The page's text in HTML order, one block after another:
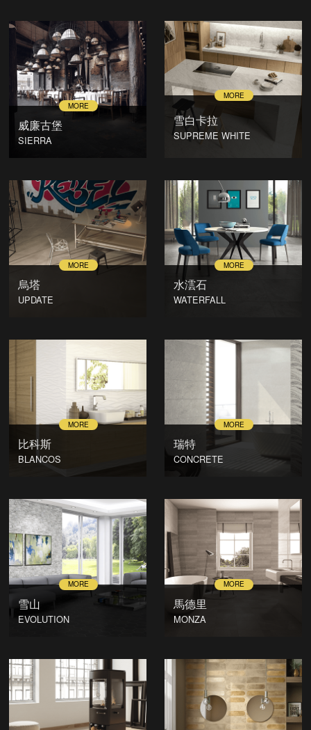
威廉古堡
SIERRA
雪白卡拉
SUPREME WHITE
烏塔
UPDATE
水澐石
WATERFALL
比科斯
BLANCOS
瑞特
CONCRETE
雪山
EVOLUTION
馬德里
MONZA